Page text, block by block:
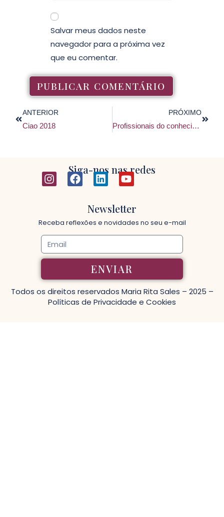
Salvar meus dados neste
navegador para a próxima vez
que eu comentar.
ANTERIOR
Ciao 2018
PRÓXIMO
Profissionais do conhecimento, não são SANTOS, para viverem de promessas!!!
Siga-nos nas redes
Newsletter
Receba reflexões e novidades no seu e-mail
ENVIAR
Todos os direitos reservados Maria Rita Sales – 2025 –
Políticas de Privacidade e Cookies